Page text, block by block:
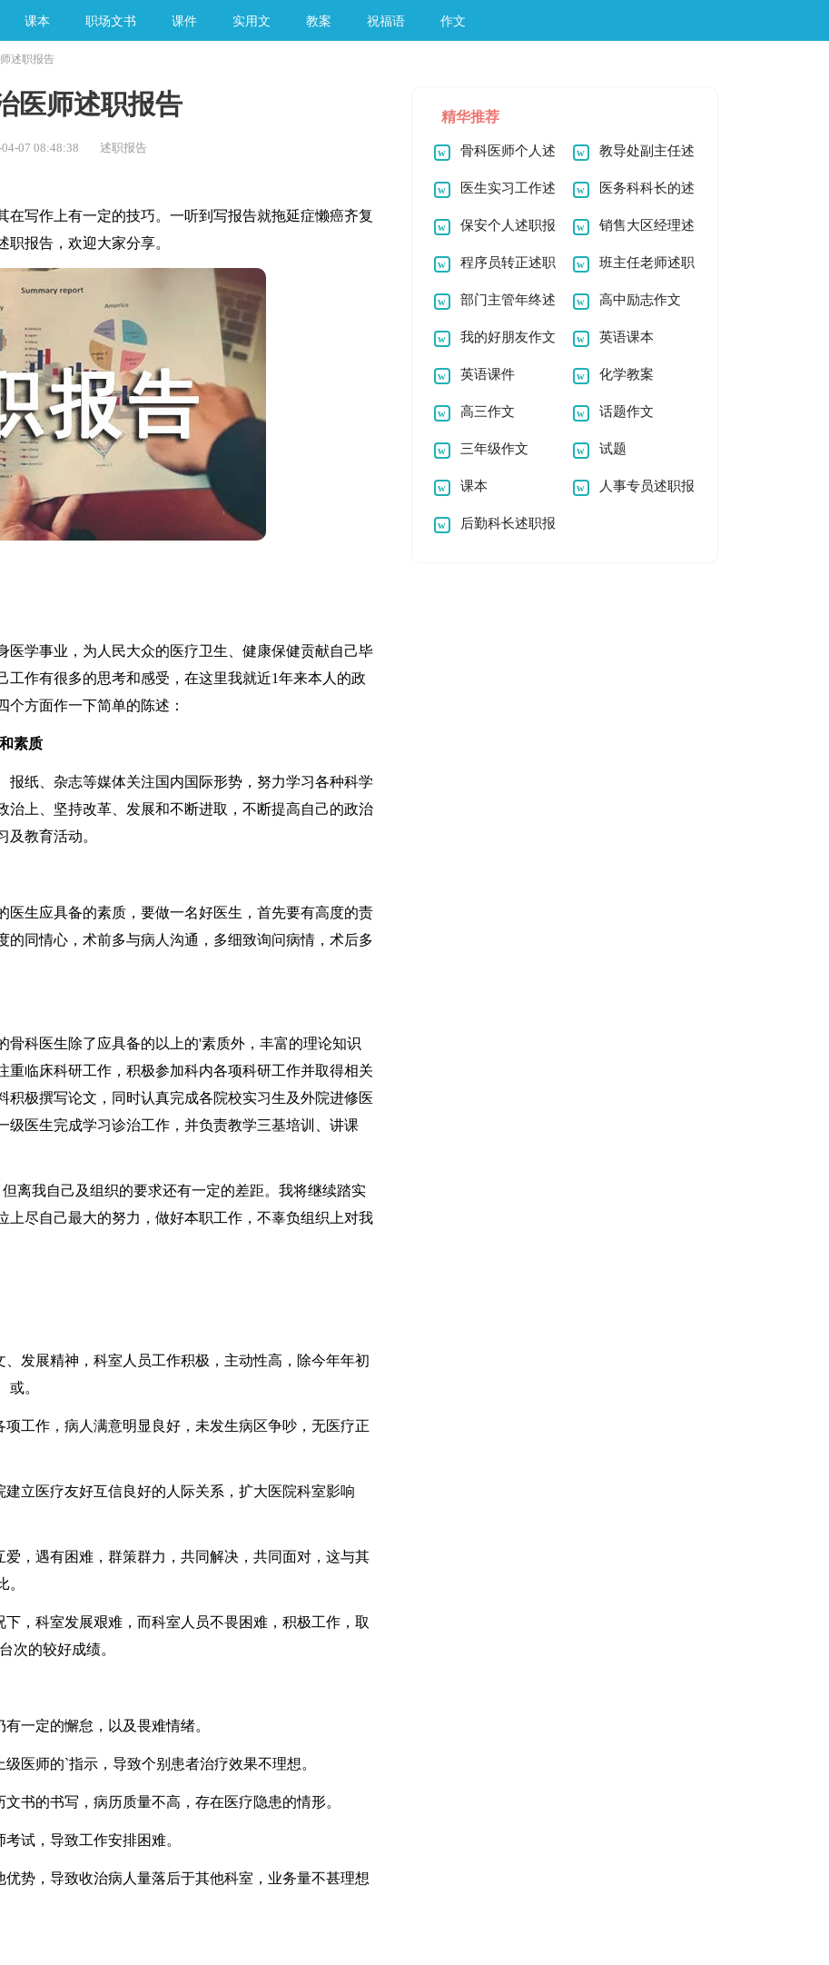
课本 职场文书 课件 实用文 教案 祝福语 作文
手工素材
述职报告
医师述职报告
07 08:48:38 述职报告
写作上有一定的技巧。一听到写报告就拖延症懒癌齐复
报告，欢迎大家分享。
学事业，为人民大众的医疗卫生、健康保健贡献自己毕
作有很多的思考和感受，在这里我就近1年来本人的政
方面作一下简单的陈述：
素质
纸、杂志等媒体关注国内国际形势，努力学习各种科学
治上、坚持改革、发展和不断进取，不断提高自己的政治
教育活动。
生应具备的素质，要做一名好医生，首先要有高度的责
的同情心，术前多与病人沟通，多细致询问病情，术后多
科医生除了应具备的以上的'素质外，丰富的理论知识
重临床科研工作，积极参加科内各项科研工作并取得相关
积极撰写论文，同时认真完成各院校实习生及外院进修医
级医生完成学习诊治工作，并负责教学三基培训、讲课
我自己及组织的要求还有一定的差距。我将继续踏实
上尽自己最大的努力，做好本职工作，不辜负组织上对我
展精神，科室人员工作积极，主动性高，除今年年初
或。
作，病人满意明显良好，未发生病区争吵，无医疗正
立医疗友好互信良好的人际关系，扩大医院科室影响
，遇有困难，群策群力，共同解决，共同面对，这与其
。
科室发展艰难，而科室人员不畏困难，积极工作，取
次的较好成绩。
一定的懈怠，以及畏难情绪。
师的`指示，导致个别患者治疗效果不理想。
的书写，病历质量不高，存在医疗隐患的情形。
试，导致工作安排困难。
，导致收治病人量落后于其他科室，业务量不甚理想
精华推荐
骨科医师个人述
职报告,骨科医生述
职报告
教导处副主任述
职报告
医生实习工作述
职报告
医务科科长的述
职述廉报告
保安个人述职报
告
销售大区经理述
职报告
程序员转正述职
报告
班主任老师述职
报告最新
部门主管年终述
职报告
高中励志作文
我的好朋友作文
二年级
英语课本
英语课件 化学教案
高三作文 话题作文
三年级作文 试题
课本 人事专员述职报
后勤科长述职报